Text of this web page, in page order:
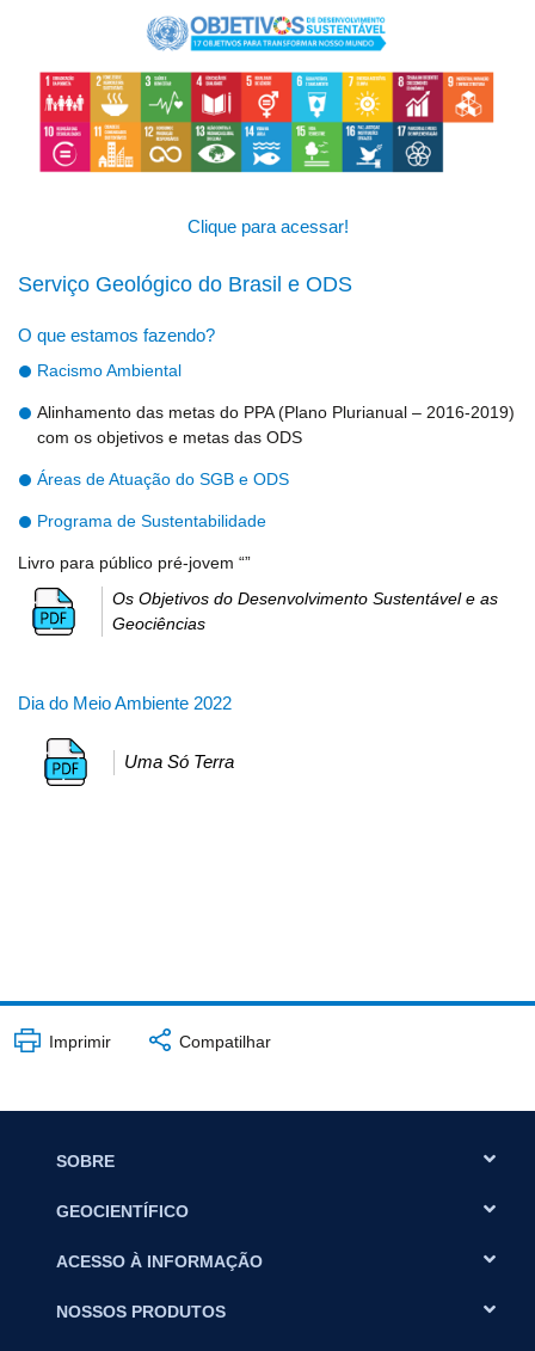
Clique para acessar!
Serviço Geológico do Brasil e ODS
O que estamos fazendo?
Racismo Ambiental
Alinhamento das metas do PPA (Plano Plurianual – 2016-2019)
com os objetivos e metas das ODS
Áreas de Atuação do SGB e ODS
Programa de Sustentabilidade
Livro para público pré-jovem “”
Os Objetivos do Desenvolvimento Sustentável e as
Geociências
Dia do Meio Ambiente 2022
Uma Só Terra
Imprimir Compatilhar
SOBRE
GEOCIENTÍFICO
ACESSO À INFORMAÇÃO
NOSSOS PRODUTOS